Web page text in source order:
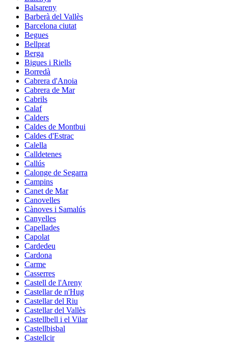
Balsareny
Barberà del Vallès
Barcelona ciutat
Begues
Bellprat
Berga
Bigues i Riells
Borredà
Cabrera d'Anoia
Cabrera de Mar
Cabrils
Calaf
Calders
Caldes de Montbui
Caldes d'Estrac
Calella
Calldetenes
Callús
Calonge de Segarra
Campins
Canet de Mar
Canovelles
Cànoves i Samalús
Canyelles
Capellades
Capolat
Cardedeu
Cardona
Carme
Casserres
Castell de l'Areny
Castellar de n'Hug
Castellar del Riu
Castellar del Vallès
Castellbell i el Vilar
Castellbisbal
Castellcir